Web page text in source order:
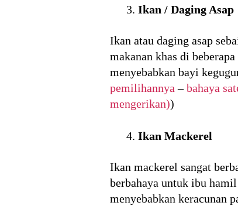
Ikan / Daging Asap
Ikan atau daging asap
makanan khas di
menyebabkan bayi
pemilihannya–bahaya
mengerikan))
Ikan Mackerel
Ikan mackerel sangat
berbahaya untuk ibu
menyebabkan keracunan